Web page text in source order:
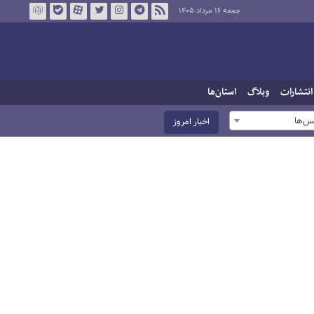
جمعه ۱۶ مرداد ۱۴۰۵
انتشارات وبلاگ استان‌ها
اخبار امروز